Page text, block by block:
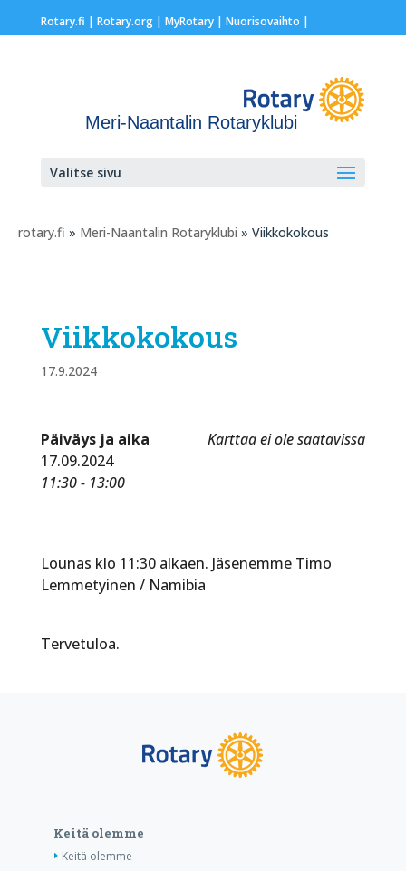
Rotary.fi | Rotary.org| MyRotary | Nuorisovaihto |
Meri-Naantalin Rotaryklubi
Valitse sivu
rotary.fi » Meri-Naantalin Rotaryklubi » Viikkokokous
Viikkokokous
17.9.2024
Karttaa ei ole saatavissa
Päiväys ja aika
17.09.2024
11:30 - 13:00
Lounas klo 11:30 alkaen. Jäsenemme Timo
Lemmetyinen / Namibia
Tervetuloa.
Keitä olemme
Keitä olemme